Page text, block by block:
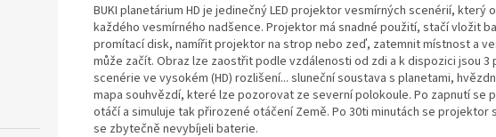
BUKI planetárium HD je jedinečný LED projektor vesmírných scenérií, který
každého vesmírného nadšence. Projektor má snadné použití, stačí vložit
promítací disk, namířit projektor na strop nebo zeď, zatemnit místnost a
může začít. Obraz lze zaostřit podle vzdálenosti od zdi a k dispozici jsou 3
scenérie ve vysokém (HD) rozlišení... sluneční soustava s planetami,
mapa souhvězdí, které lze pozorovat ze severní polokoule. Po zapnutí se
otáčí a simuluje tak přirozené otáčení Země. Po 30ti minutách se projektor
se zbytečně nevybíjeli baterie.